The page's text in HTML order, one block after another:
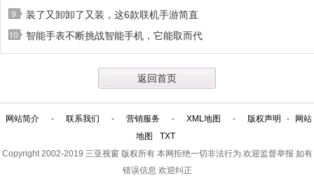
装了又卸卸了又装，这6款联机手游简直
智能手表不断挑战智能手机，它能取而代
返回首页
网站简介 - 联系我们 - 营销服务 - XML地图 - 版权声明 -
网站
地图
TXT
Copyright 2002-2019 三亚视窗版权所有 本网拒绝一切非法行为 欢迎监督举报 如有
错误信息 欢迎纠正